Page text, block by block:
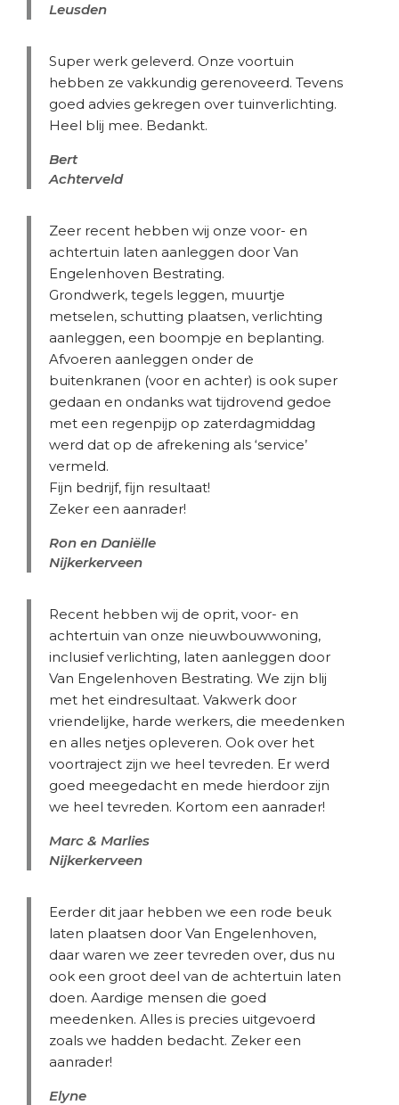
Leusden
Super werk geleverd. Onze voortuin
hebben ze vakkundig gerenoveerd. Tevens
goed advies gekregen over tuinverlichting.
Heel blij mee. Bedankt.
Bert
Achterveld
Zeer recent hebben wij onze voor- en
achtertuin laten aanleggen door Van
Engelenhoven Bestrating.
Grondwerk, tegels leggen, muurtje
metselen, schutting plaatsen, verlichting
aanleggen, een boompje en beplanting.
Afvoeren aanleggen onder de
buitenkranen (voor en achter) is ook super
gedaan en ondanks wat tijdrovend gedoe
met een regenpijp op zaterdagmiddag
werd dat op de afrekening als ‘service’
vermeld.
Fijn bedrijf, fijn resultaat!
Zeker een aanrader!
Ron en Daniëlle
Nijkerkerveen
Recent hebben wij de oprit, voor- en
achtertuin van onze nieuwbouwwoning,
inclusief verlichting, laten aanleggen door
Van Engelenhoven Bestrating. We zijn blij
met het eindresultaat. Vakwerk door
vriendelijke, harde werkers, die meedenken
en alles netjes opleveren. Ook over het
voortraject zijn we heel tevreden. Er werd
goed meegedacht en mede hierdoor zijn
we heel tevreden. Kortom een aanrader!
Marc & Marlies
Nijkerkerveen
Eerder dit jaar hebben we een rode beuk
laten plaatsen door Van Engelenhoven,
daar waren we zeer tevreden over, dus nu
ook een groot deel van de achtertuin laten
doen. Aardige mensen die goed
meedenken. Alles is precies uitgevoerd
zoals we hadden bedacht. Zeker een
aanrader!
Elyne